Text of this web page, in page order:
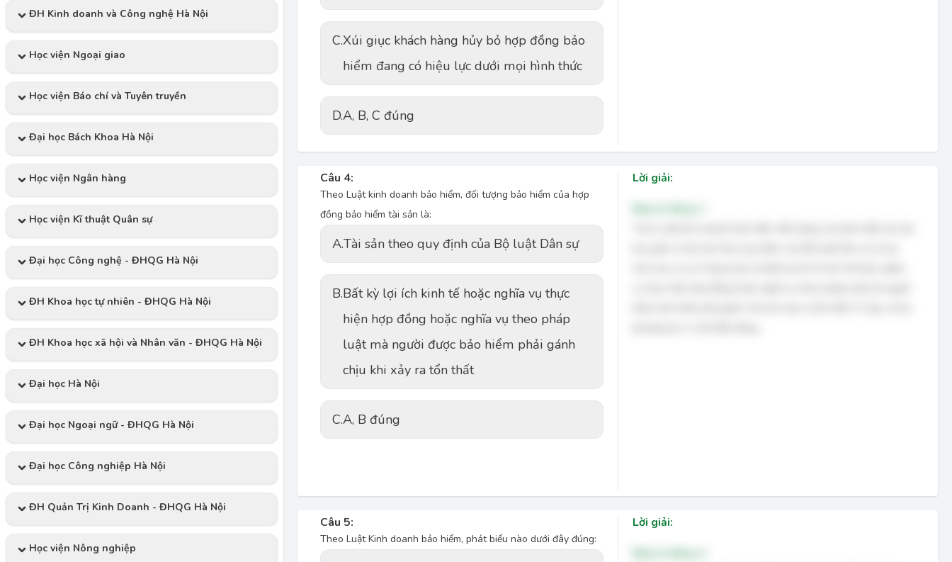
ĐH Kinh doanh và Công nghệ Hà Nội
Học viện Ngoại giao
Học viện Báo chí và Tuyên truyền
Đại học Bách Khoa Hà Nội
Học viện Ngân hàng
Học viện Kĩ thuật Quân sự
Đại học Công nghệ - ĐHQG Hà Nội
ĐH Khoa học tự nhiên - ĐHQG Hà Nội
ĐH Khoa học xã hội và Nhân văn - ĐHQG Hà Nội
Đại học Hà Nội
Đại học Ngoại ngữ - ĐHQG Hà Nội
Đại học Công nghiệp Hà Nội
ĐH Quản Trị Kinh Doanh - ĐHQG Hà Nội
Học viện Nông nghiệp
C.Xúi giục khách hàng hủy bỏ hợp đồng bảo
hiểm đang có hiệu lực dưới mọi hình thức
D.A, B, C đúng
Câu 4:
Theo Luật kinh doanh bảo hiểm, đối tượng bảo hiểm của hợp
đồng bảo hiểm tài sản là:
A.Tài sản theo quy định của Bộ luật Dân sự
B.Bất kỳ lợi ích kinh tế hoặc nghĩa vụ thực
hiện hợp đồng hoặc nghĩa vụ theo pháp
luật mà người được bảo hiểm phải gánh
chịu khi xảy ra tổn thất
C.A, B đúng
Lời giải:
Câu 5:
Theo Luật Kinh doanh bảo hiểm, phát biểu nào dưới đây đúng:
Lời giải: